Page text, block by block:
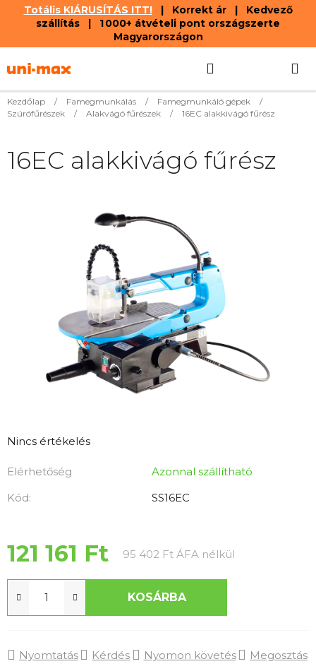
Totális KIÁRUSÍTÁS ITT!| Korrekt ár | Kedvező
szállítás | 1 000+ átvételi pont országszerte
Magyarországon
tartalomhoz
KOSÁR
Kezdőlap / Famegmunkálás / Famegmunkáló gépek
/
Szúrófűrészek
/ Alakvágó fűrészek / 16EC alakkivágó fűrész
A
átlagos
értékelése
0,0
csillag.
Nincs értékelés
Elérhetőség
Azonnal szállítható
Kód:
SS16EC
121 161 Ft 95 402 Ft ÁFA nélkül
KOSÁRBA
Nyomtatás Kérdés Nyomon követés Megosztás
16EC alakkivágó fűrész